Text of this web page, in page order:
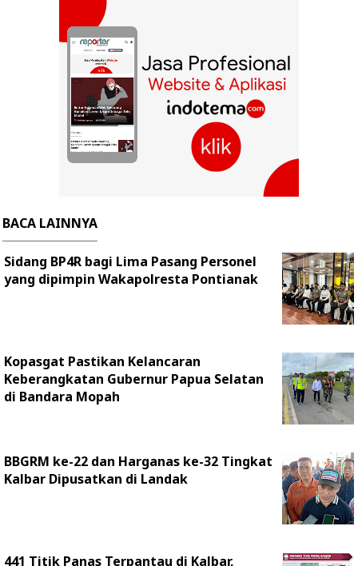
BACA LAINNYA
Sidang BP4R bagi Lima Pasang Personel
yang dipimpin Wakapolresta Pontianak
Kopasgat Pastikan Kelancaran
Keberangkatan Gubernur Papua Selatan
di Bandara Mopah
BBGRM ke-22 dan Harganas ke-32 Tingkat
Kalbar Dipusatkan di Landak
441 Titik Panas Terpantau di Kalbar,